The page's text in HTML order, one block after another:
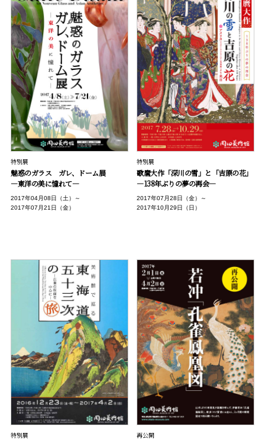
特別展
歌麿大作「深川の雪」と「吉原の花」
―138年ぶりの夢の再会―
2017年07月28日（金）～
2017年10月29日（日）
特別展
魅惑のガラス ガレ、ドーム展
―東洋の美に憧れて―
2017年04月08日（土）～
2017年07月21日（金）
再公開
特別展